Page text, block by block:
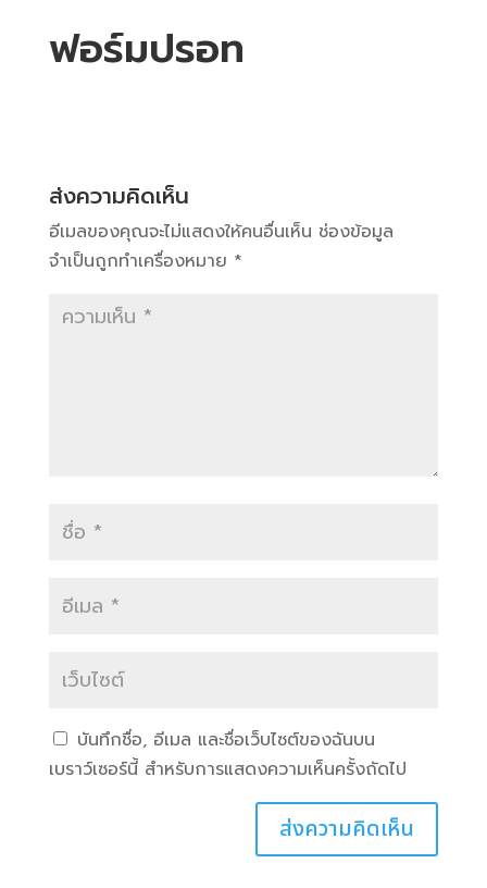
ฟอร์มปรอท
ส่งความคิดเห็น
อีเมลของคุณจะไม่แสดงให้คนอื่นเห็น ช่องข้อมูล
จำเป็นถูกทำเครื่องหมาย *
บันทึกชื่อ, อีเมล และชื่อเว็บไซต์ของฉันบน
เบราว์เซอร์นี้ สำหรับการแสดงความเห็นครั้งถัดไป